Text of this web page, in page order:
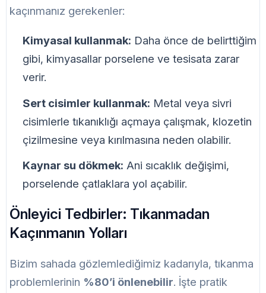
kaçınmanız gerekenler:
Kimyasal kullanmak: Daha önce de belirttiğim
gibi, kimyasallar porselene ve tesisata zarar
verir.
Sert cisimler kullanmak: Metal veya sivri
cisimlerle tıkanıklığı açmaya çalışmak, klozetin
çizilmesine veya kırılmasına neden olabilir.
Kaynar su dökmek: Ani sıcaklık değişimi,
porselende çatlaklara yol açabilir.
Önleyici Tedbirler: Tıkanmadan
Kaçınmanın Yolları
Bizim sahada gözlemlediğimiz kadarıyla, tıkanma
problemlerinin %80’i önlenebilir. İşte pratik